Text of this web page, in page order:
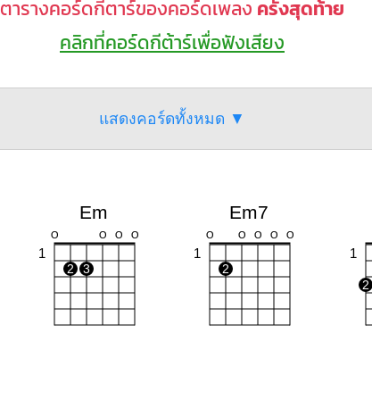
ตารางคอร์ดกีตาร์ของคอร์ดเพลง ครั้งสุดท้าย
คลิกที่คอร์ดกีต้าร์เพื่อฟังเสียง
แสดงคอร์ดทั้งหมด ▼
Em
O O O O
1
2 3
Em7
O O O O O
1
2
1
2